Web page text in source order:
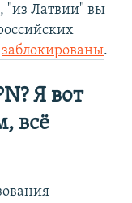
"из Латвии" вы
заблокированы.
Я вот
всё